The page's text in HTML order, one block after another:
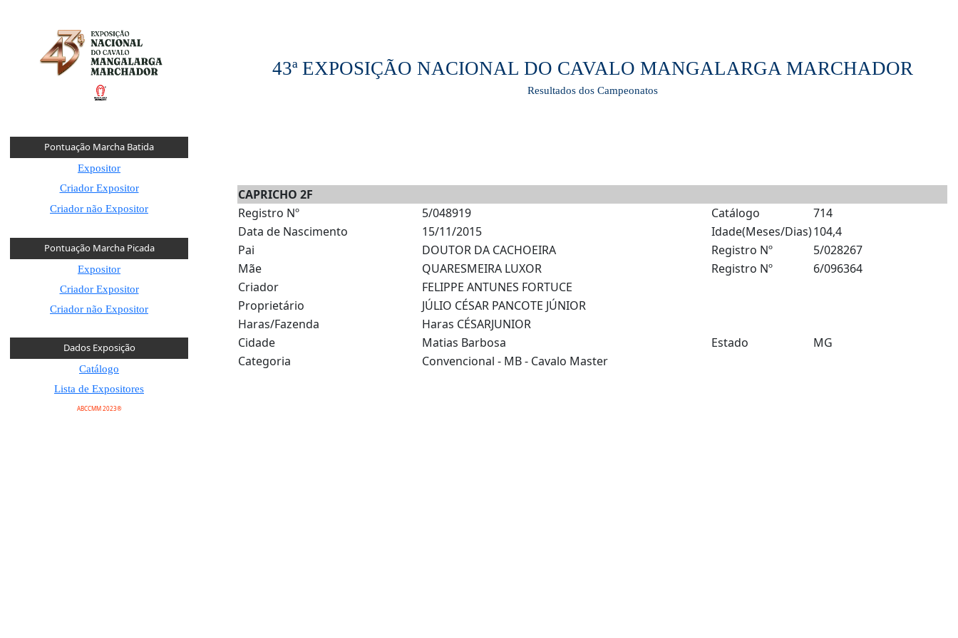
43ª EXPOSIÇÃO NACIONAL DO CAVALO MANGALARGA MARCHADOR
Resultados dos Campeonatos
Pontuação Marcha Batida
Expositor
Criador Expositor
Criador não Expositor
Pontuação Marcha Picada
Expositor
Criador Expositor
Criador não Expositor
Dados Exposição
Catálogo
Lista de Expositores
ABCCMM 2023®
CAPRICHO 2F
Registro Nº
5/048919 Catálogo
714
Data de Nascimento
15/11/2015 Idade(Meses/Dias)104,4
Pai
DOUTOR DA CACHOEIRA Registro Nº
5/028267
Mãe
QUARESMEIRA LUXOR Registro Nº
6/096364
Criador
FELIPPE ANTUNES FORTUCE
Proprietário
JÚLIO CÉSAR PANCOTE JÚNIOR
Haras/Fazenda
Haras CÉSARJUNIOR
Cidade
Matias Barbosa Estado
MG
Categoria
Convencional - MB - Cavalo Master